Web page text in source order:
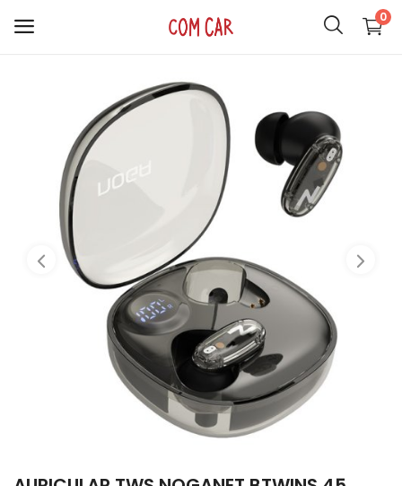
0
CELULARES
HOGAR
SMARTWATCH
COMPUTACIÓN